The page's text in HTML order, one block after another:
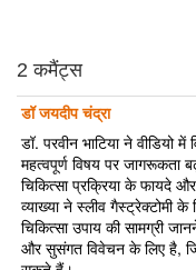
2 कमैंट्स
डॉ जयदीप चंद्रा
डॉ. परवीन भाटिया ने वीडियो
महत्वपूर्ण विषय पर जागरूकता
चिकित्सा प्रक्रिया के फायदे
व्याख्या ने स्लीव गैस्ट्रेक्टोमी
चिकित्सा उपाय की सामग्री
और सुसंगत विवेचन के लिए है,